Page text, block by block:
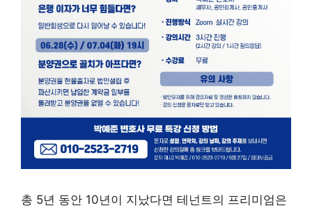
총 5년 동안 10년이 지났다면 테넌트의 프리미엄은